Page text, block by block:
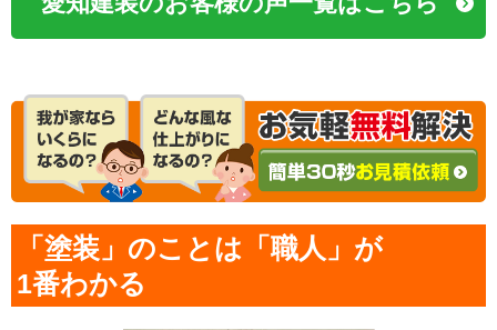
「塗装」のことは「職人」が
1番わかる